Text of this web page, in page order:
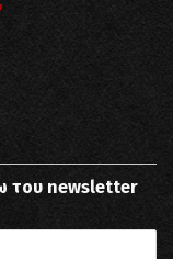
του newsletter